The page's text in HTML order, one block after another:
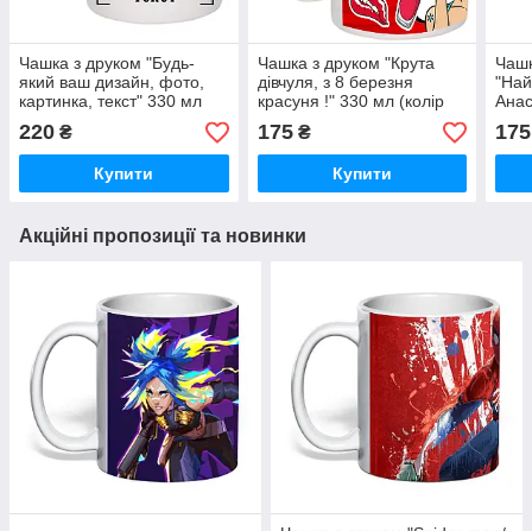
Чашка з друком "Будь-
який ваш дизайн, фото,
картинка, текст" 330 мл
(колір білий) (26320)
220 ₴
Купити
Чашка з друком "Крута
дівчуля, з 8 березня
красуня !" 330 мл (колір
білий) (23045)
175₴
Купити
330
175
Акційні пропозиції та новинки